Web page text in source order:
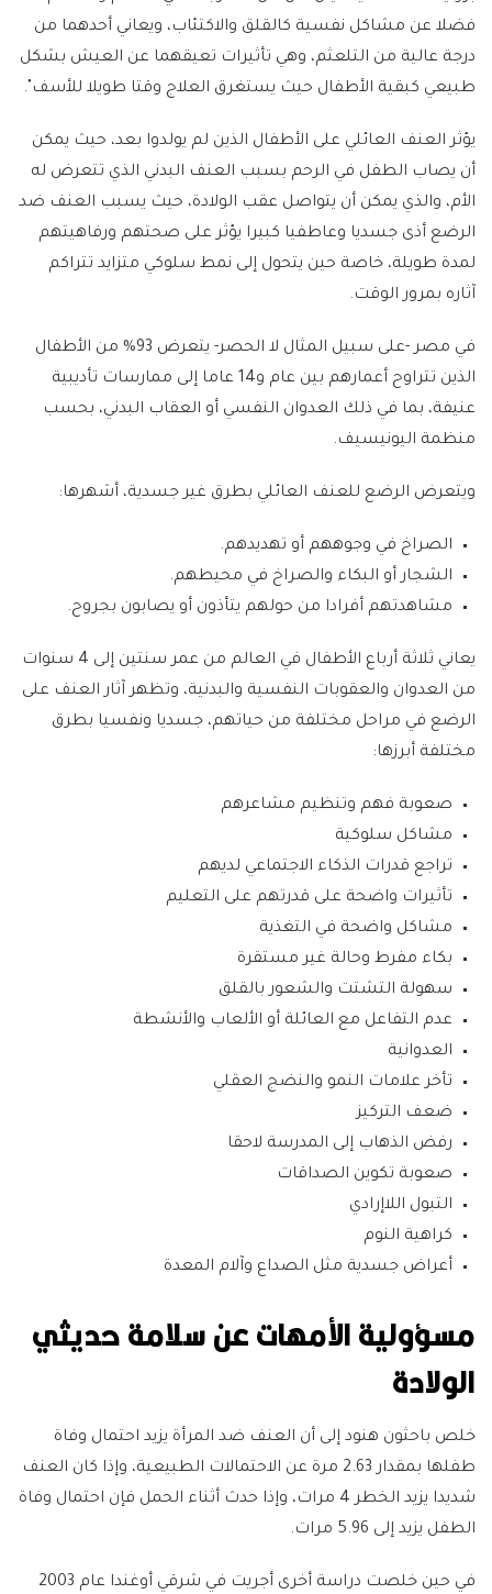
فضلا عن مشاكل نفسية كالقلق والاكتئاب، ويعاني أحدهما من
درجة عالية من التلعثم، وهي تأثيرات تعيقهما عن العيش بشكل
طبيعي كبقية الأطفال حيث يستغرق العلاج وقتا طويلا للأسف".
يؤثر العنف العائلي على الأطفال الذين لم يولدوا بعد، حيث يمكن
أن يصاب الطفل في الرحم بسبب العنف البدني الذي تتعرض له
الأم، والذي يمكن أن يتواصل عقب الولادة، حيث يسبب العنف ضد
الرضع أذى جسديا وعاطفيا كبيرا يؤثر على صحتهم ورفاهيتهم
لمدة طويلة، خاصة حين يتحول إلى نمط سلوكي متزايد تتراكم
آثاره بمرور الوقت.
في مصر -على سبيل المثال لا الحصر- يتعرض 93% من الأطفال
الذين تتراوح أعمارهم بين عام و14 عاما إلى ممارسات تأديبية
عنيفة، بما في ذلك العدوان النفسي أو العقاب البدني، بحسب
منظمة اليونيسيف.
ويتعرض الرضع للعنف العائلي بطرق غير جسدية، أشهرها:
الصراخ في وجوههم أو تهديدهم.
الشجار أو البكاء والصراخ في محيطهم.
مشاهدتهم أفرادا من حولهم يتأذون أو يصابون بجروح.
يعاني ثلاثة أرباع الأطفال في العالم من عمر سنتين إلى 4 سنوات
من العدوان والعقوبات النفسية والبدنية، وتظهر آثار العنف على
الرضع في مراحل مختلفة من حياتهم، جسديا ونفسيا بطرق
مختلفة أبرزها:
صعوبة فهم وتنظيم مشاعرهم
مشاكل سلوكية
تراجع قدرات الذكاء الاجتماعي لديهم
تأثيرات واضحة على قدرتهم على التعليم
مشاكل واضحة في التغذية
بكاء مفرط وحالة غير مستقرة
سهولة التشتت والشعور بالقلق
عدم التفاعل مع العائلة أو الألعاب والأنشطة
العدوانية
تأخر علامات النمو والنضج العقلي
ضعف التركيز
رفض الذهاب إلى المدرسة لاحقا
صعوبة تكوين الصداقات
التبول اللاإرادي
كراهية النوم
أعراض جسدية مثل الصداع وآلام المعدة
مسؤولية الأمهات عن سلامة حديثي
الولادة
خلص باحثون هنود إلى أن العنف ضد المرأة يزيد احتمال وفاة
طفلها بمقدار 2.63 مرة عن الاحتمالات الطبيعية، وإذا كان العنف
شديدا يزيد الخطر 4 مرات، وإذا حدث أثناء الحمل فإن احتمال وفاة
الطفل يزيد إلى 5.96 مرات.
في حين خلصت دراسة أخرى أجريت في شرقي أوغندا عام 2003